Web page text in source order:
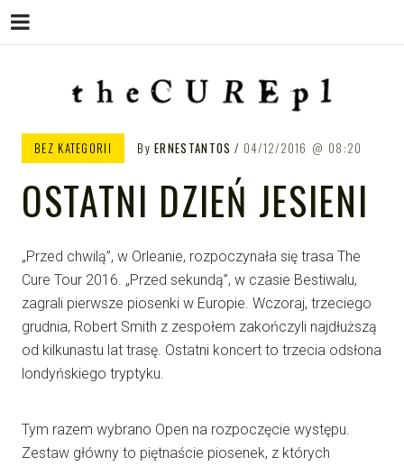
THE CURE PL – POLSKA
STRONA FANÓW ZESPOŁU THE
CURE
BEZ KATEGORII ByERNESTANTOS 04/12/2016 08:20
OSTATNI DZIEŃ JESIENI
„Przed chwilą”, w Orleanie, rozpoczynała się trasa The
Cure Tour 2016. „Przed sekundą”, w czasie Bestiwalu,
zagrali pierwsze piosenki w Europie. Wczoraj, trzeciego
grudnia, Robert Smith z zespołem zakończyli najdłuższą
od kilkunastu lat trasę. Ostatni koncert to trzecia odsłona
londyńskiego tryptyku.
Tym razem wybrano Open na rozpoczęcie występu.
Zestaw główny to piętnaście piosenek, z których
Menu